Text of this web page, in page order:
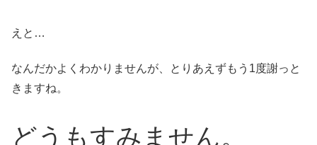
えと…
なんだかよくわかりませんが、とりあえずもう1度謝っと
きますね。
どうもすみません。